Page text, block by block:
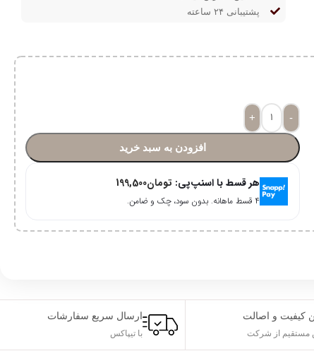
پشتیبانی ۲۴ ساعته
-
+
افزودن به سبد خرید
هر قسط با اسنپ‌پی: تومان199,500
۴ قسط ماهانه. بدون سود، چک و ضامن.
کیفیت و اصالت
از شرکت
ارسال سریع سفارشات
با تیپاکس